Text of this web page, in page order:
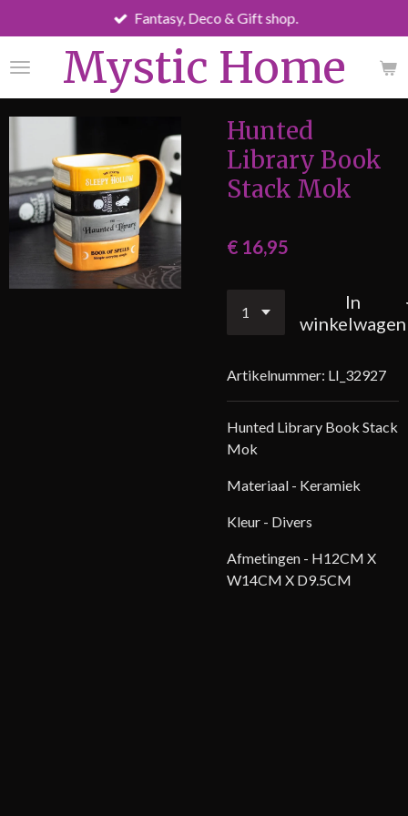
direct
naar
Mystic Home
Fantasy, Deco & Gift shop.
Hunted
Library Book
Stack Mok
€ 16,95
In
winkelwagen
Artikelnummer: LI_32927
Hunted Library Book Stack
Mok
Materiaal - Keramiek
Kleur - Divers
Afmetingen - H12CM X
W14CM X D9.5CM